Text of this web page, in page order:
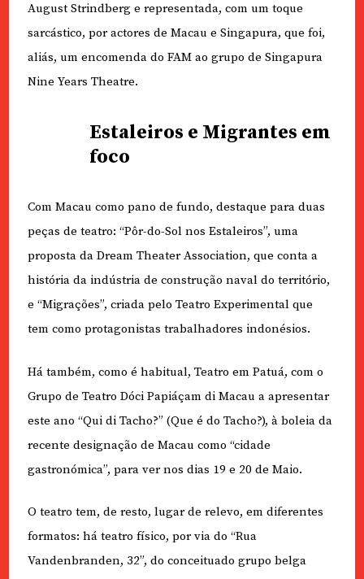
August Strindberg e representada, com um toque
sarcástico, por actores de Macau e Singapura, que foi,
aliás, um encomenda do FAM ao grupo de Singapura
Nine Years Theatre.
Estaleiros e Migrantes em
foco
Com Macau como pano de fundo, destaque para duas
peças de teatro: “Pôr-do-Sol nos Estaleiros”, uma
proposta da Dream Theater Association, que conta a
história da indústria de construção naval do território,
e “Migrações”, criada pelo Teatro Experimental que
tem como protagonistas trabalhadores indonésios.
Há também, como é habitual, Teatro em Patuá, com o
Grupo de Teatro Dóci Papiáçam di Macau a apresentar
este ano “Qui di Tacho?” (Que é do Tacho?), à boleia da
recente designação de Macau como “cidade
gastronómica”, para ver nos dias 19 e 20 de Maio.
O teatro tem, de resto, lugar de relevo, em diferentes
formatos: há teatro físico, por via do “Rua
Vandenbranden, 32”, do conceituado grupo belga